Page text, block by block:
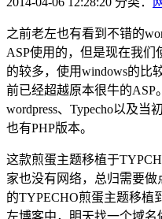
之前老左也有看到不错的
ASP使用的，但是现在我们
的较多，使用windows的比
前已经超越原本很牛的ASP
wordpress、Typecho以及
也有PHP版本。
这款煎蛋主题移植于
家也没有网络，总归需要
的TYPECHO煎蛋主题移植
左博客中，明天找一个域名